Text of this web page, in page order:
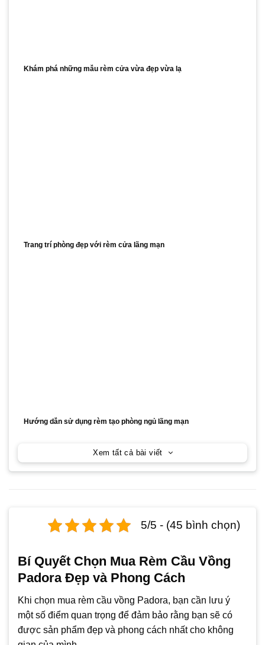
5/5 - (45 bình chọn)
Bí Quyết Chọn Mua Rèm Cầu Vồng
Padora Đẹp và Phong Cách
Khi chọn mua rèm cầu vồng Padora, bạn cần lưu ý
một số điểm quan trọng để đảm bảo rằng bạn sẽ có
được sản phẩm đẹp và phong cách nhất cho không
Khám phá những mẫu rèm cửa vừa đẹp vừa lạ
Trang trí phòng đẹp với rèm cửa lãng mạn
Hướng dẫn sử dụng rèm tạo phòng ngủ lãng mạn
Xem tất cả bài viết